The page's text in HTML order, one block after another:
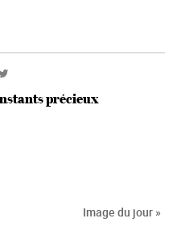
précieux
Image du jour »